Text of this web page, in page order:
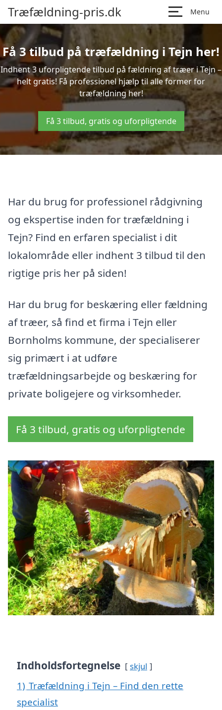
Træfældning-pris.dk Menu
Få 3 tilbud på træfældning i Tejn her!
Indhent 3 uforpligtende tilbud på fældning af træer i Tejn –
helt gratis! Få professionel hjælp til alle former for
træfældning her!
Få 3 tilbud, gratis og uforpligtende
Har du brug for professionel rådgivning
og ekspertise inden for træfældning i
Tejn? Find en erfaren specialist i dit
lokalområde eller indhent 3 tilbud til den
rigtige pris her på siden!
Har du brug for beskæring eller fældning
af træer, så find et firma i Tejn eller
Bornholms kommune, der specialiserer
sig primært i at udføre
træfældningsarbejde og beskæring for
private boligejere og virksomheder.
Få 3 tilbud, gratis og uforpligtende
Indholdsfortegnelse skjul
1) Træfældning i Tejn – Find den rette
specialist